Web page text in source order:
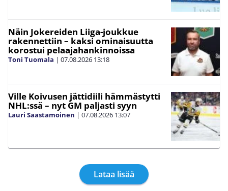
Näin Jokereiden Liiga-joukkue
rakennettiin – kaksi ominaisuutta
korostui pelaajahankinnoissa
Toni Tuomala | 07.08.2026 13:18
Ville Koivusen jättidiili hämmästytti
NHL:ssä – nyt GM paljasti syyn
Lauri Saastamoinen | 07.08.2026 13:07
Lataa lisää